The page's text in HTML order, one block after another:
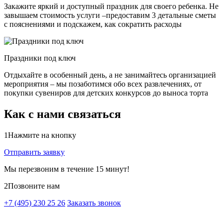
Закажите яркий и доступный праздник для своего ребенка. Не
завышаем стоимость услуги –предоставим 3 детальные сметы
с пояснениями и подскажем, как сократить расходы
Праздники под ключ
Отдыхайте в особенный день, а не занимайтесь организацией
мероприятия – мы позаботимся обо всех развлечениях, от
покупки сувениров для детских конкурсов до выноса торта
Как с нами связаться
1Нажмите на кнопку
Отправить заявку
Мы перезвоним в течение 15 минут!
2Позвоните нам
+7 (495) 230 25 26 Заказать звонок